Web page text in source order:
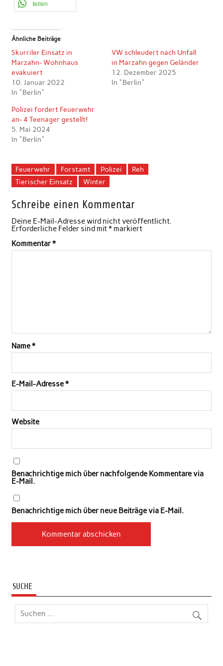
teilen
Ähnliche Beiträge
Skurriler Einsatz in
Marzahn- Wohnhaus
evakuiert
10. Januar 2022
In "Berlin"
VW schleudert nach Unfall
in Marzahn gegen Geländer
12. Dezember 2025
In "Berlin"
Polizei fordert Feuerwehr
an- 4 Teenager gestellt!
5. Mai 2024
In "Berlin"
Feuerwehr Forstamt Polizei
Reh
Tierischer Einsatz
Winter
Schreibe einen Kommentar
Deine E-Mail-Adresse wird nicht veröffentlicht.
Erforderliche Felder sind mit*markiert
Kommentar*
Name*
E-Mail-Adresse*
Website
Benachrichtige mich über nachfolgende Kommentare via
E-Mail.
Benachrichtige mich über neue Beiträge via E-Mail.
SUCHE